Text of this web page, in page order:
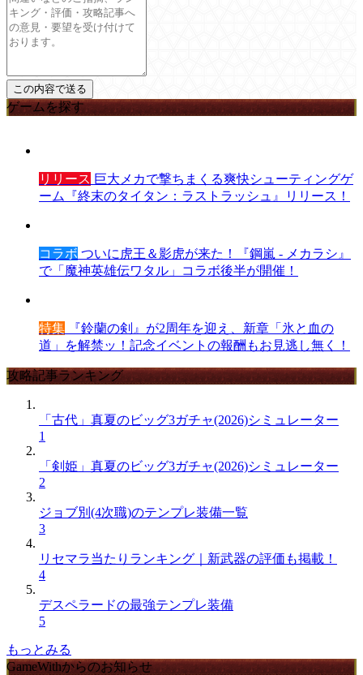
ゲームを探す
リリース 巨大メカで撃ちまくる爽快シューティングゲ
ーム『終末のタイタン：ラストラッシュ』リリース！
コラボ ついに虎王＆影虎が来た！『鋼嵐 - メカラシ』
で「魔神英雄伝ワタル」コラボ後半が開催！
特集 『鈴蘭の剣』が2周年を迎え、新章「氷と血の
道」を解禁ッ！記念イベントの報酬もお見逃し無く！
攻略記事ランキング
「古代」真夏のビッグ3ガチャ(2026)シミュレーター
1
「剣姫」真夏のビッグ3ガチャ(2026)シミュレーター
2
ジョブ別(4次職)のテンプレ装備一覧
3
リセマラ当たりランキング｜新武器の評価も掲載！
4
デスペラードの最強テンプレ装備
5
もっとみる
GameWithからのお知らせ